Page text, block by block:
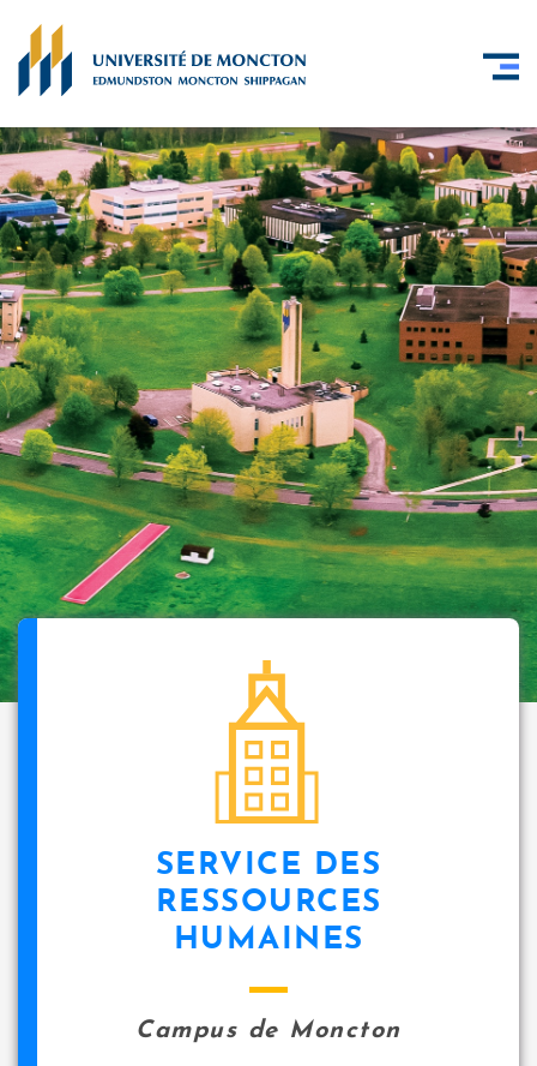
SERVICE DES
RESSOURCES
HUMAINES
Campus de Moncton